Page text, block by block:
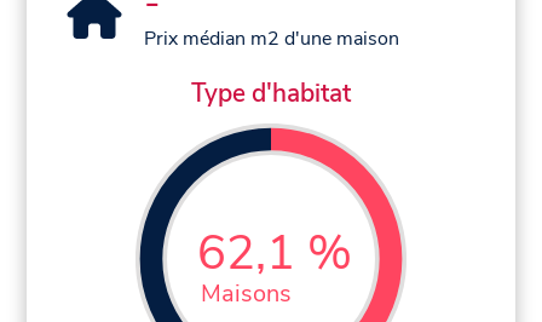
Prix médian m2 d'une maison
Type d'habitat
62,1 %
Maisons